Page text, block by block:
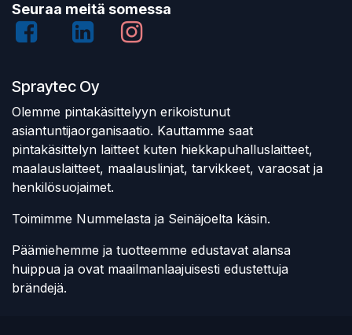
Seuraa meitä somessa
Spraytec Oy
Olemme pintakäsittelyyn erikoistunut
asiantuntijaorganisaatio. Kauttamme saat
pintakäsittelyn laitteet kuten hiekkapuhalluslaitteet,
maalauslaitteet, maalauslinjat, tarvikkeet, varaosat ja
henkilösuojaimet.
Toimimme Nummelasta ja Seinäjoelta käsin.
Päämiehemme ja tuotteemme edustavat alansa
huippua ja ovat maailmanlaajuisesti edustettuja
brändejä.